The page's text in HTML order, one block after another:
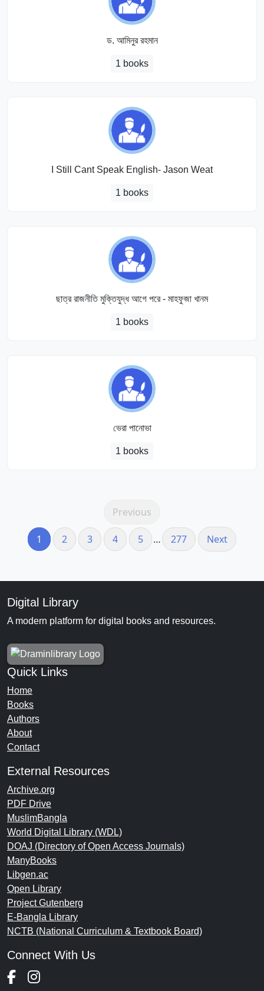
ড. আমিনুর রহমান
1 books
I Still Cant Speak English- Jason Weat
1 books
ছাত্র রাজনীতি মুক্তিযুদ্ধ আগে পরে - মাহফুজা খানম
1 books
ভেরা পানোভা
1 books
Previous
1 2 3 4 5 … 277 Next
Digital Library
A modern platform for digital books and resources.
Quick Links
Home
Books
Authors
About
Contact
External Resources
Archive.org
PDF Drive
MuslimBangla
World Digital Library (WDL)
DOAJ (Directory of Open Access Journals)
ManyBooks
Libgen.ac
Open Library
Project Gutenberg
E-Bangla Library
NCTB (National Curriculum & Textbook Board)
Connect With Us